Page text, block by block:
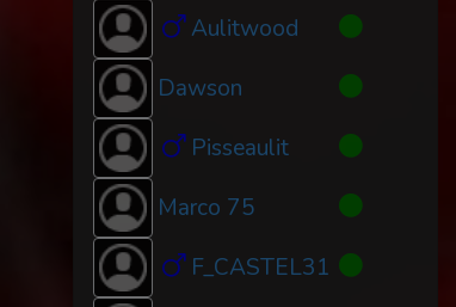
Aulitwood
Dawson
Pisseaulit
Marco 75
F_CASTEL31